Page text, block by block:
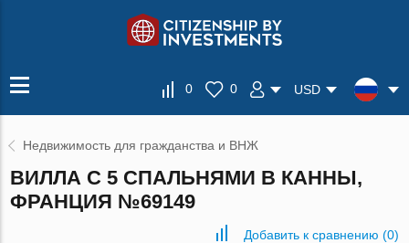
0 0 USD
Недвижимость для гражданства и ВНЖ
ВИЛЛА С 5 СПАЛЬНЯМИ В КАННЫ,
ФРАНЦИЯ №69149
Добавить к сравнению (0)